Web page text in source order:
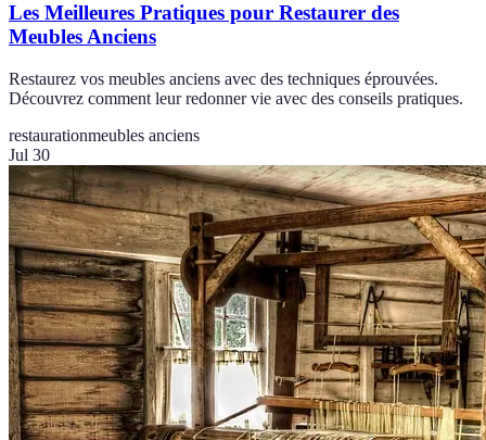
Les Meilleures Pratiques pour Restaurer des
Meubles Anciens
Restaurez vos meubles anciens avec des techniques éprouvées.
Découvrez comment leur redonner vie avec des conseils pratiques.
restaurationmeubles anciens
Jul 30